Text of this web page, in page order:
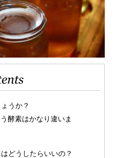
うか？
酵素はかなり違いま
どうしたらいいの？